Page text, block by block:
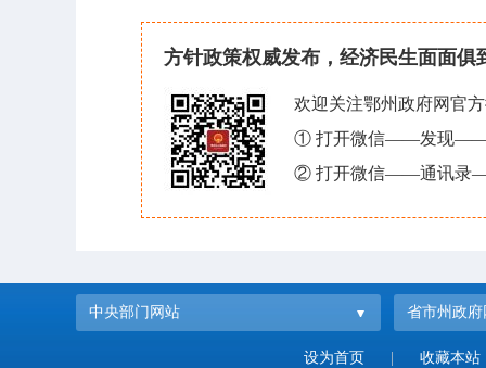
方针政策权威发布，经济民生面面俱
欢迎关注鄂州政府网官
① 打开微信——发现——
② 打开微信——通讯录
中央部门网站 省市州政府
设为首页 收藏本站